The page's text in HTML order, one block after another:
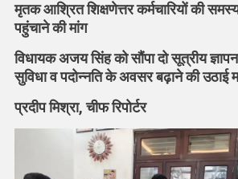
मृतक आश्रित शिक्षणेत्तर कर्मचारियों की
पहुंचाने की मांग
विधायक अजय सिंह को सौंपा दो सूत्रीय
सुविधा व पदोन्नति के अवसर बढ़ाने की उठाई
प्रदीप मिश्रा, चीफ रिपोर्टर